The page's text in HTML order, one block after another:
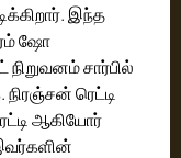
இந்த
ஷோ
சார்பில்
நிரஞ்சன் ரெட்டி
ஆகியோர்